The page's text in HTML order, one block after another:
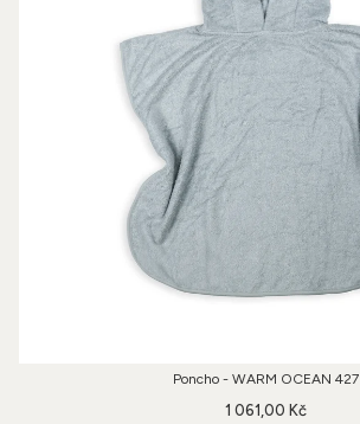
Poncho - WARM OCEAN 427
1 061,00 Kč